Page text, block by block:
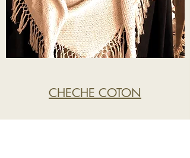
CHECHE COTON